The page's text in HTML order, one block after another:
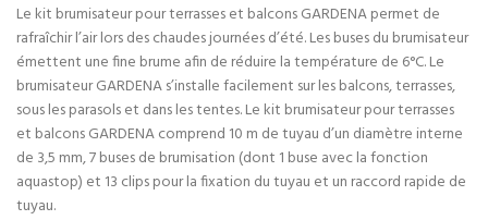
Le kit brumisateur pour terrasses et balcons GARDENA permet de
rafraîchir l’air lors des chaudes journées d’été. Les buses du brumisateur
émettent une fine brume afin de réduire la température de 6°C. Le
brumisateur GARDENA s’installe facilement sur les balcons, terrasses,
sous les parasols et dans les tentes. Le kit brumisateur pour terrasses
et balcons GARDENA comprend 10 m de tuyau d’un diamètre interne
de 3,5 mm, 7 buses de brumisation (dont 1 buse avec la fonction
aquastop) et 13 clips pour la fixation du tuyau et un raccord rapide de
tuyau.